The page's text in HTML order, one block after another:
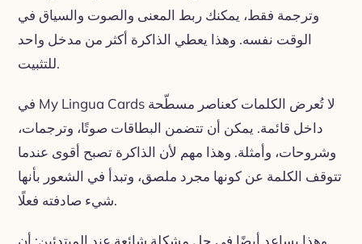
وترجمة فقط، يمكنك ربط المعنى والصوت والسياق في
الوقت نفسه. وهذا يعطي الذاكرة أكثر من مدخل واحد
للتثبيت.
في My Lingua Cards لا تُعرض الكلمات كعناصر مسطّحة
داخل قائمة. يمكن أن تتضمن البطاقات صوتًا، وترجمات،
وشروحات، وأمثلة. وهذا مهم لأن الذاكرة تصبح أقوى عندما
تتوقف الكلمة عن كونها مجرد ملصق، وتبدأ في الشعور بأنها
شيء صادفته فعلًا.
وهذا يساعد أيضًا في حل مشكلة شائعة عند المبتدئين: أن